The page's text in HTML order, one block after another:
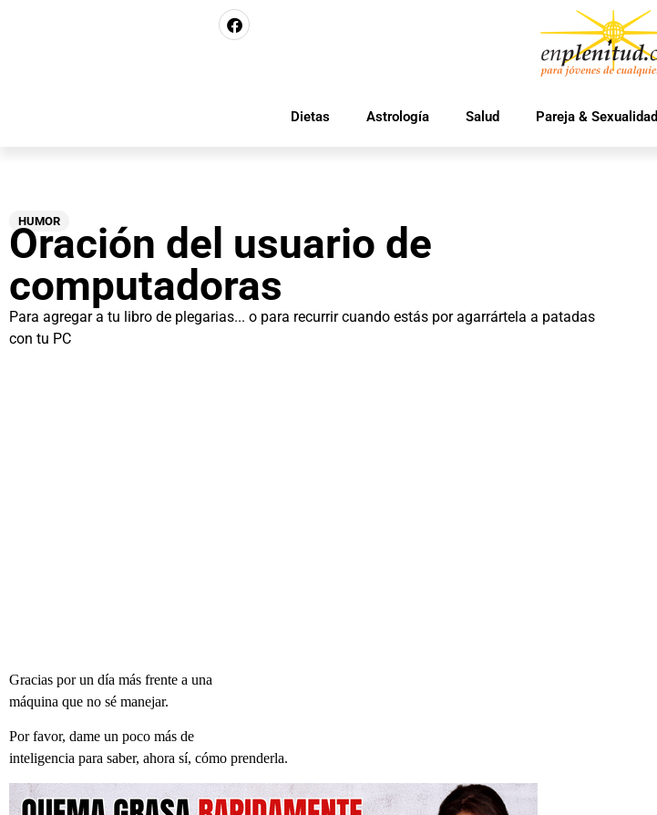
Dietas Astrología Salud Pareja & Sexualidad
HUMOR
Oración del usuario de
computadoras
Para agregar a tu libro de plegarias... o para recurrir cuando estás por agarrártela a patadas
con tu PC
Gracias por un día más frente a una
máquina que no sé manejar.
Por favor, dame un poco más de
inteligencia para saber, ahora sí, cómo prenderla.